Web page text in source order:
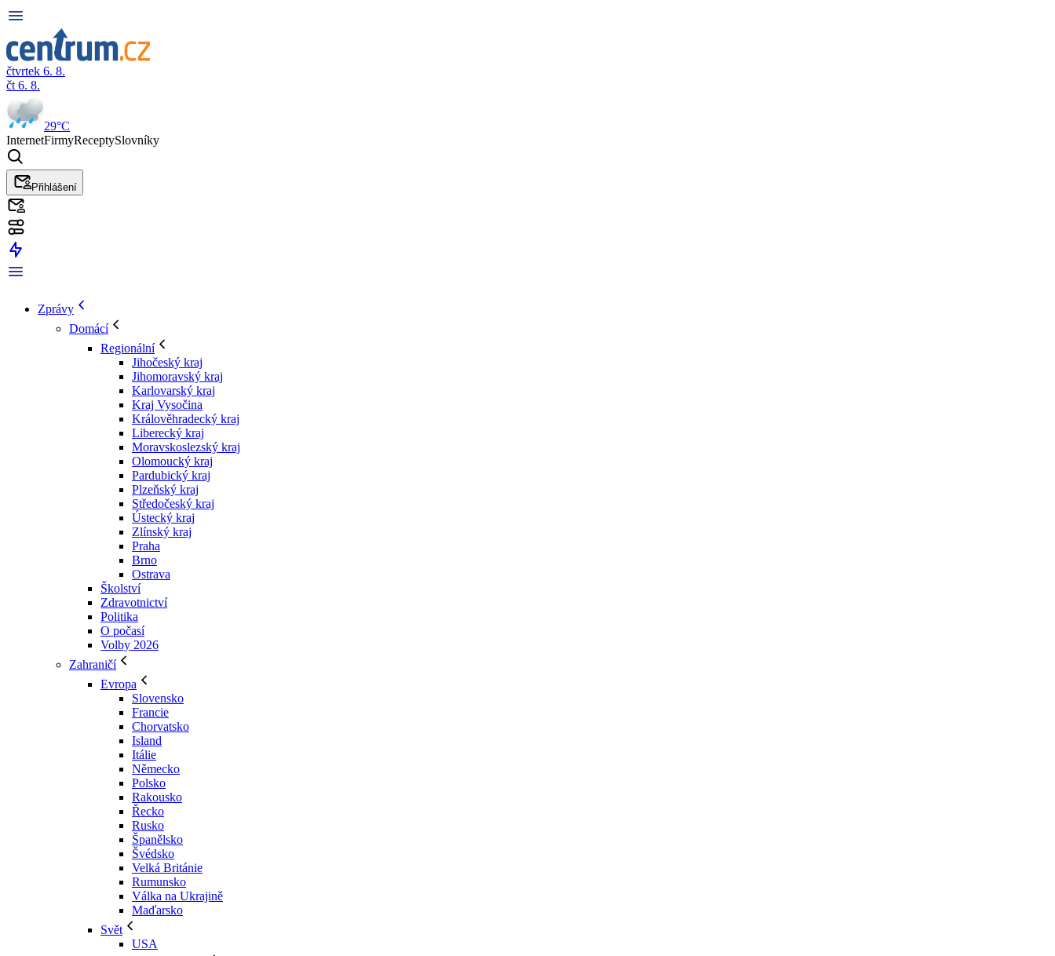
čtvrtek 6. 8.
čt 6. 8.
29°C
InternetFirmyReceptySlovníky
Přihlášení
Zprávy
Domácí
Regionální
Jihočeský kraj
Jihomoravský kraj
Karlovarský kraj
Kraj Vysočina
Králověhradecký kraj
Liberecký kraj
Moravskoslezský kraj
Olomoucký kraj
Pardubický kraj
Plzeňský kraj
Středočeský kraj
Ústecký kraj
Zlínský kraj
Praha
Brno
Ostrava
Školství
Zdravotnictví
Politika
O počasí
Volby 2026
Zahraničí
Evropa
Slovensko
Francie
Chorvatsko
Island
Itálie
Německo
Polsko
Rakousko
Řecko
Rusko
Španělsko
Švédsko
Velká Británie
Rumunsko
Válka na Ukrajině
Maďarsko
Svět
USA